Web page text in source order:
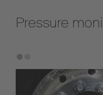
Pressure